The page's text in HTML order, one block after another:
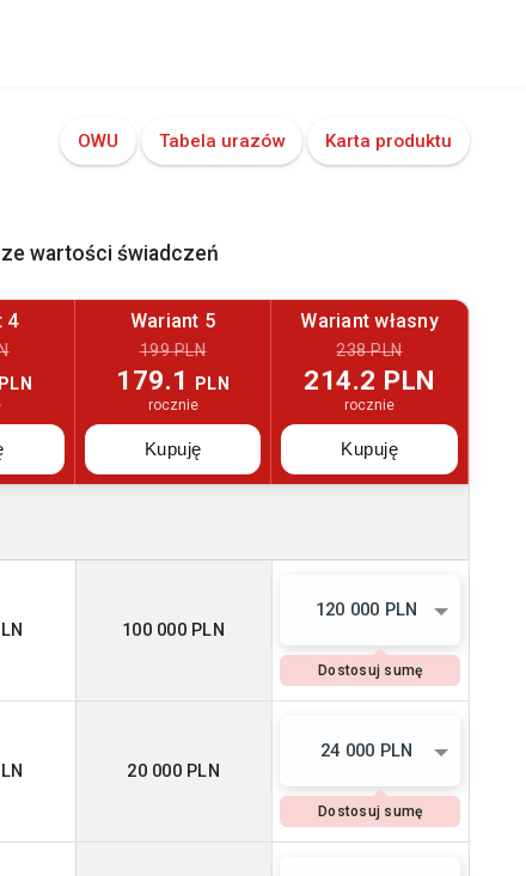
OWU Tabela urazów Karta produktu
wartości świadczeń
4
PLN
Wariant 5
199 PLN
179.1 PLN
rocznie
Kupuję
Wariant własny
238 PLN
214.2 PLN
rocznie
Kupuję
100 000 PLN
120 000 PLN
Dostosuj sumę
20 000 PLN
24 000 PLN
Dostosuj sumę